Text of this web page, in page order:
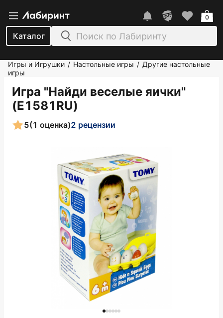
Каталог
0
Игры и Игрушки / Настольные игры / Другие настольные
игры
Игра "Найди веселые яички"
(E1581RU)
5(1 оценка)2 рецензии